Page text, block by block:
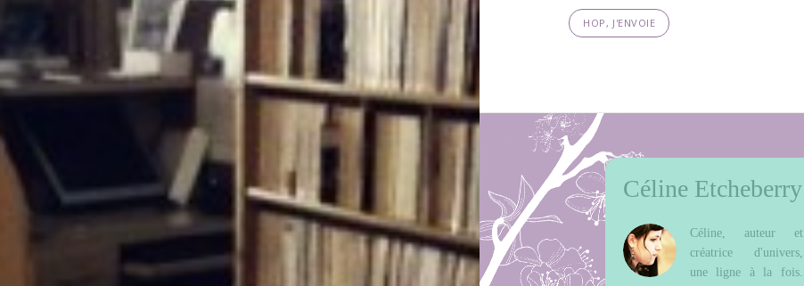
Céline Etcheberry
Céline, auteur et
créatrice d'univers,
une ligne à la fois.